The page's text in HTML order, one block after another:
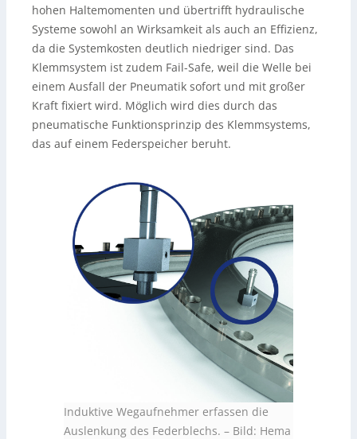
hohen Haltemomenten und übertrifft hydraulische
Systeme sowohl an Wirksamkeit als auch an Effizienz,
da die Systemkosten deutlich niedriger sind. Das
Klemmsystem ist zudem Fail-Safe, weil die Welle bei
einem Ausfall der Pneumatik sofort und mit großer
Kraft fixiert wird. Möglich wird dies durch das
pneumatische Funktionsprinzip des Klemmsystems,
das auf einem Federspeicher beruht.
Induktive Wegaufnehmer erfassen die
Auslenkung des Federblechs. – Bild: Hema